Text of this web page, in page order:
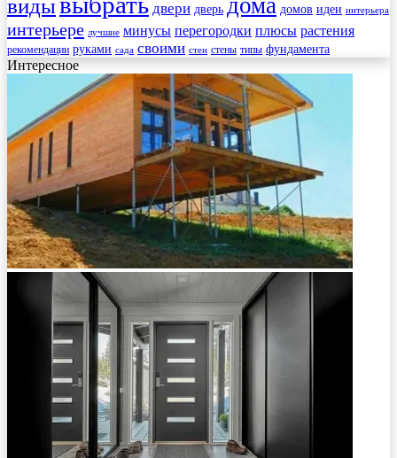
виды двери дверь дома домов идеи интерьера
интерьере лучшие минусы перегородки плюсы растения
рекомендации руками сада своими стен стены типы фундамента
Интересное